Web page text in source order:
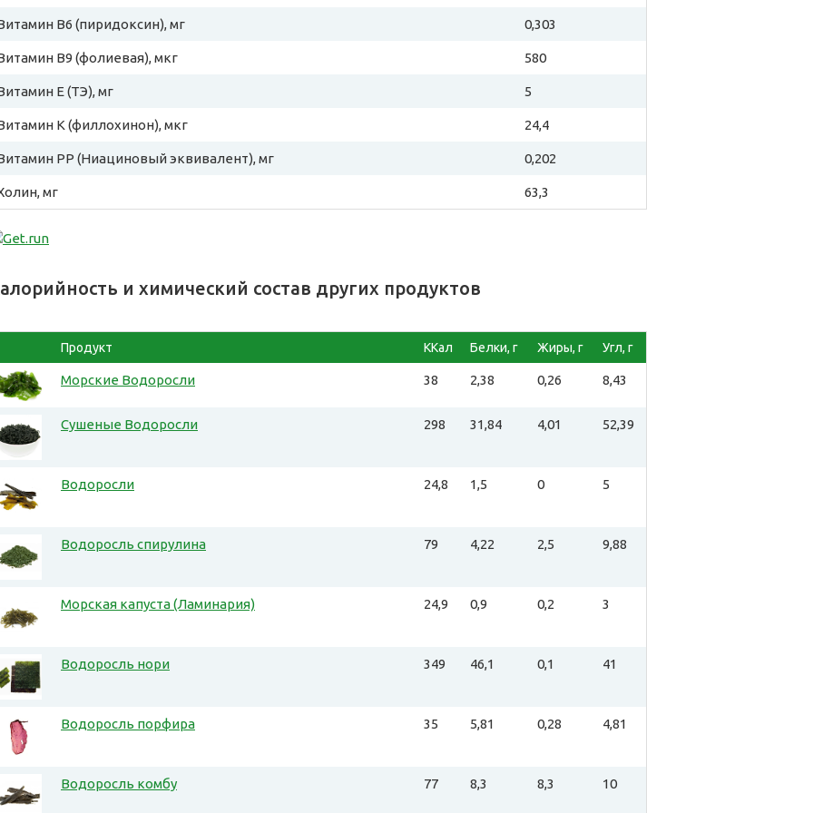
B6 (пиридоксин), мг 0,303
B9 (фолиевая), мкг 580
E (ТЭ), мг 5
К (филлохинон), мкг 24,4
PP (Ниациновый эквивалент), мг 0,202
мг 63,3
и химический состав других продуктов
Продукт ККал Белки, г Жиры, г Угл, г
Морские Водоросли 38 2,38 0,26 8,43
Сушеные Водоросли 298 31,84 4,01 52,39
Водоросли 24,8 1,5 0 5
Водоросль спирулина 79 4,22 2,5 9,88
Морская капуста (Ламинария) 24,9 0,9 0,2 3
Водоросль нори 349 46,1 0,1 41
Водоросль порфира 35 5,81 0,28 4,81
Водоросль комбу 77 8,3 8,3 10